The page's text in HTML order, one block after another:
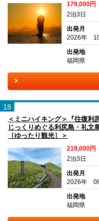
179,000円
2泊3日
出発月
2026年
出発地
福岡県
18
＜ミニハイキング＞『往復利
じっくりめぐる利尻島・礼
［ゆったり観光］＞
219,000円
2泊3日
出発月
2026年
出発地
福岡県